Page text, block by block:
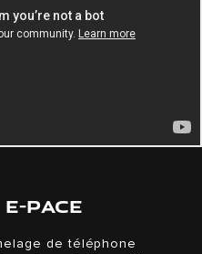
PACE
de téléphone